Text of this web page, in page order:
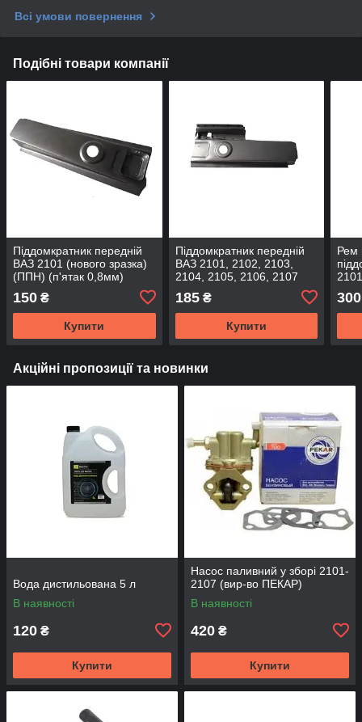
Всі умови повернення
Подібні товари компанії
Піддомкратник передній
ВАЗ 2101 (нового зразка)
(ППН) (п'ятак 0,8мм)
150 ₴
Купити
Піддомкратник передній
ВАЗ 2101, 2102, 2103,
2104, 2105, 2106, 2107
185₴
Купити
Рем
300
Акційні пропозиції та новинки
Вода дистильована 5 л
В наявності
120 ₴
Купити
Насос паливний у зборі 2101-
2107 (вир-во ПЕКАР)
В наявності
420 ₴
Купити